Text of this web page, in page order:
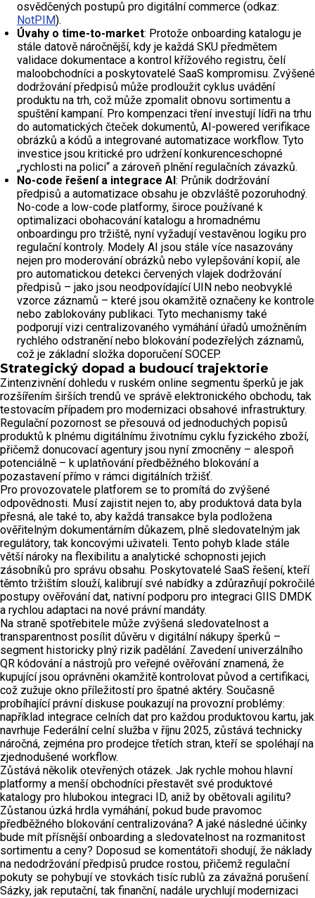
osvědčených postupů pro digitální commerce (odkaz:
NotPIM).
Úvahy o time-to-market: Protože onboarding katalogu je
stále datově náročnější, kdy je každá SKU předmětem
validace dokumentace a kontrol křížového registru, čelí
maloobchodníci a poskytovatelé SaaS kompromisu. Zvýšené
dodržování předpisů může prodloužit cyklus uvádění
produktu na trh, což může zpomalit obnovu sortimentu a
spuštění kampaní. Pro kompenzaci tření investují lídři na trhu
do automatických čteček dokumentů, AI-powered verifikace
obrázků a kódů a integrované automatizace workflow. Tyto
investice jsou kritické pro udržení konkurenceschopné
„rychlosti na polici“ a zároveň plnění regulačních závazků.
No-code řešení a integrace AI : Průnik dodržování
předpisů a automatizace obsahu je obzvláště pozoruhodný.
No-code a low-code platformy, široce používané k
optimalizaci obohacování katalogu a hromadnému
onboardingu pro tržiště, nyní vyžadují vestavěnou logiku pro
regulační kontroly. Modely AI jsou stále více nasazovány
nejen pro moderování obrázků nebo vylepšování kopií, ale
pro automatickou detekci červených vlajek dodržování
předpisů – jako jsou neodpovídající UIN nebo neobvyklé
vzorce záznamů – které jsou okamžitě označeny ke kontrole
nebo zablokovány publikaci. Tyto mechanismy také
podporují vizi centralizovaného vymáhání úřadů umožněním
rychlého odstranění nebo blokování podezřelých záznamů,
což je základní složka doporučení SOCEP.
Strategický dopad a budoucí trajektorie
Zintenzivnění dohledu v ruském online segmentu šperků je jak
rozšířením širších trendů ve správě elektronického obchodu, tak
testovacím případem pro modernizaci obsahové infrastruktury.
Regulační pozornost se přesouvá od jednoduchých popisů
produktů k plnému digitálnímu životnímu cyklu fyzického zboží,
přičemž donucovací agentury jsou nyní zmocněny – alespoň
potenciálně – k uplatňování předběžného blokování a
pozastavení přímo v rámci digitálních tržišť.
Pro provozovatele platforem se to promítá do zvýšené
odpovědnosti. Musí zajistit nejen to, aby produktová data byla
přesná, ale také to, aby každá transakce byla podložena
ověřitelným dokumentárním důkazem, plně sledovatelným jak
regulátory, tak koncovými uživateli. Tento pohyb klade stále
větší nároky na flexibilitu a analytické schopnosti jejich
zásobníků pro správu obsahu. Poskytovatelé SaaS řešení, kteří
těmto tržištím slouží, kalibrují své nabídky a zdůrazňují pokročilé
postupy ověřování dat, nativní podporu pro integraci GIIS DMDK
a rychlou adaptaci na nové právní mandáty.
Na straně spotřebitele může zvýšená sledovatelnost a
transparentnost posílit důvěru v digitální nákupy šperků –
segment historicky plný rizik padělání. Zavedení univerzálního
QR kódování a nástrojů pro veřejné ověřování znamená, že
kupující jsou oprávněni okamžitě kontrolovat původ a certifikaci,
což zužuje okno příležitostí pro špatné aktéry. Současně
probíhající právní diskuse poukazují na provozní problémy:
například integrace celních dat pro každou produktovou kartu, jak
navrhuje Federální celní služba v říjnu 2025, zůstává technicky
náročná, zejména pro prodejce třetích stran, kteří se spoléhají na
zjednodušené workflow.
Zůstává několik otevřených otázek. Jak rychle mohou hlavní
platformy a menší obchodníci přestavět své produktové
katalogy pro hlubokou integraci ID, aniž by obětovali agilitu?
Zůstanou úzká hrdla vymáhání, pokud bude pravomoc
předběžného blokování centralizována? A jaké následné účinky
bude mít přísnější onboarding a sledovatelnost na rozmanitost
sortimentu a ceny? Doposud se komentátoři shodují, že náklady
na nedodržování předpisů prudce rostou, přičemž regulační
pokuty se pohybují ve stovkách tisíc rublů za závažná porušení.
Sázky, jak reputační, tak finanční, nadále urychlují modernizaci